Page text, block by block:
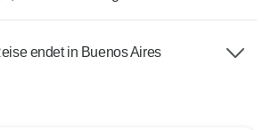
endet in Buenos Aires